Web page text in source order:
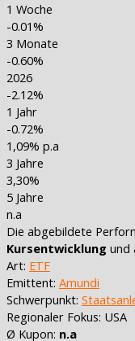
1 Woche
-0.01%
3 Monate
-0.60%
2026
-2.12%
1 Jahr
-0.72%
1,09% p.a
3 Jahre
3,30%
5 Jahre
n.a
Die abgebildete
Kursentwicklung und
Art: ETF
Emittent: Amundi
Schwerpunkt:
Regionaler Fokus: USA
Ø Kupon: n.a